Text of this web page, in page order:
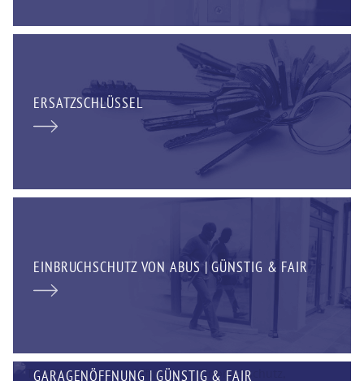
ERSATZSCHLÜSSEL
EINBRUCHSCHUTZ VON ABUS | GÜNSTIG & FAIR
GARAGENÖFFNUNG | GÜNSTIG & FAIR